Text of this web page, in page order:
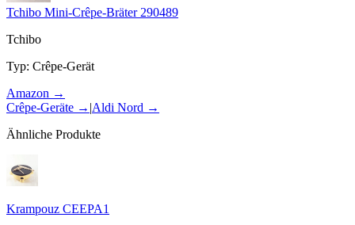
Tchibo Mini-Crêpe-Bräter 290489
Tchibo
Typ: Crêpe-Gerät
Amazon →
Crêpe-Geräte → |Aldi Nord →
Ähnliche Produkte
Krampouz CEEPA1